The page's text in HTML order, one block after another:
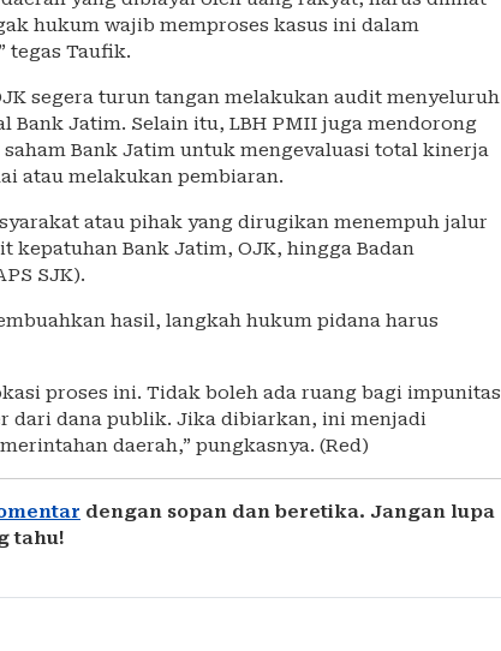
hukum wajib memproses kasus ini dalam
tegas Taufik.
segera turun tangan melakukan audit menyeluruh
Bank Jatim. Selain itu, LBH PMII juga mendorong
Bank Jatim untuk mengevaluasi total kinerja
atau melakukan pembiaran.
atau pihak yang dirugikan menempuh jalur
Bank Jatim, OJK, hingga Badan
SJK).
hasil, langkah hukum pidana harus
proses ini. Tidak boleh ada ruang bagi impunitas
dari dana publik. Jika dibiarkan, ini menjadi
daerah,” pungkasnya. (Red)
dengan sopan dan beretika. Jangan lupa
tahu!